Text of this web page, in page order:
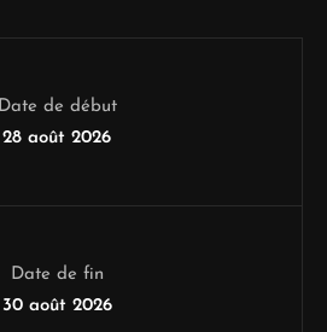
Date de début
28 août 2026
Date de fin
30 août 2026